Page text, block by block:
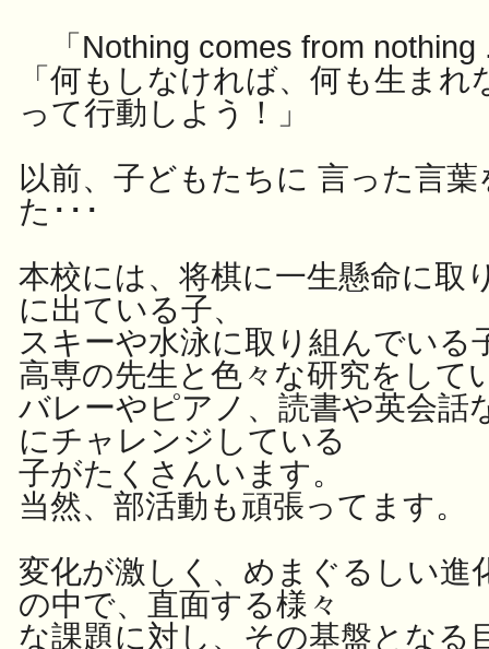
「Nothing comes from nothing
「何もしなければ、何も生まれ
って行動しよう！」
以前、子どもたちに 言った言
た･･･
本校には、将棋に一生懸命に取
に出ている子、
スキーや水泳に取り組んでいる
高専の先生と色々な研究をして
バレーやピアノ、読書や英会話
にチャレンジしている
子がたくさんいます。
当然、部活動も頑張ってます。
変化が激しく、めまぐるしい進
の中で、直面する様々
な課題に対し、その基盤となる